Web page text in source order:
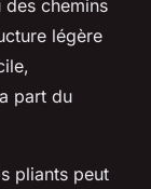
chemins
légère
part du
pliants peut